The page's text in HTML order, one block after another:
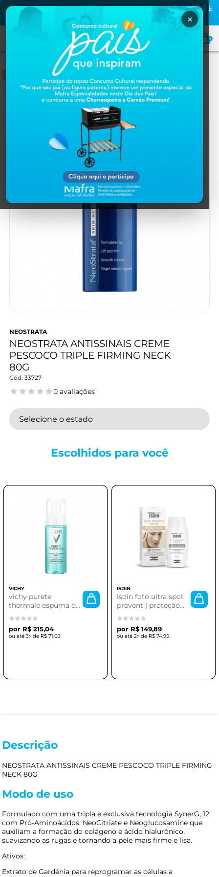
PRIMEIRA COMPRA NA MAFRA? USE O CUPOMMAFRA10 E
GANHE
0
CUIDADOS COM OS PÉS E MÃOS
Home DERMOCOSMÉTICOS Cuidados com os pés e mãos
NEOSTRATA
NEOSTRATA ANTISSINAIS CREME
PESCOCO TRIPLE FIRMING NECK
80G
33727
0 avaliações
Selecione o estado
Escolhidos para você
VICHY
vichy purete
thermale espuma de
limpeza 150ml
R$ 215,04
3x de R$ 71,68
ISDIN
isdin foto ultra spot
prevent | proteção
solar eficaz para a
pele
R$ 149,89
2x de R$ 74,95
Descrição
NEOSTRATA ANTISSINAIS CREME PESCOCO TRIPLE FIRMING
NECK 80G
Modo de uso
Formulado com uma tripla e exclusiva tecnologia SynerG, 12
com Pró-Aminoácidos, NeoCitriate e Neoglucosamine que
auxiliam a formação do colágeno e ácido hialurônico,
suavizando as rugas e tornando a pele mais firme e lisa.
Ativos:
Extrato de Gardénia para reprogramar as células a
×